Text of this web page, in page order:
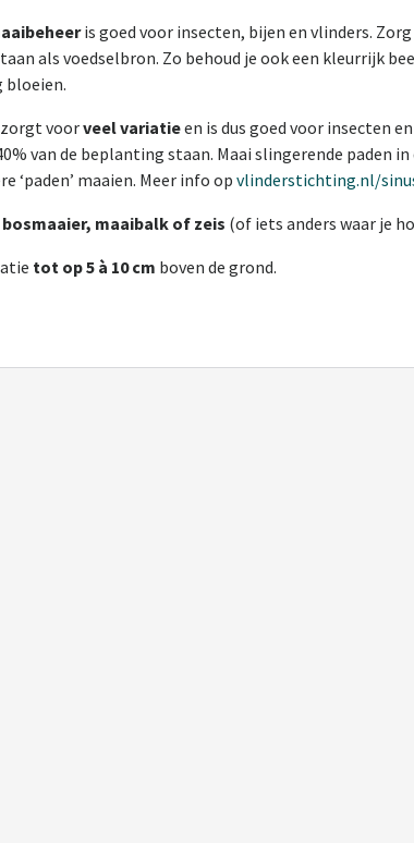
is goed voor insecten, bijen en vlinders.
als voedselbron. Zo behoud je ook een kleurrijk
bloeien.
voorveel variatieen is dus goed voor insecten
van de beplanting staan. Maai slingerende paden
‘paden’ maaien. Meer info op vlinderstichting.nl/
bosmaaier, maaibalk of zeis (of iets anders waar je
tot op 5 à 10 cm boven de grond.